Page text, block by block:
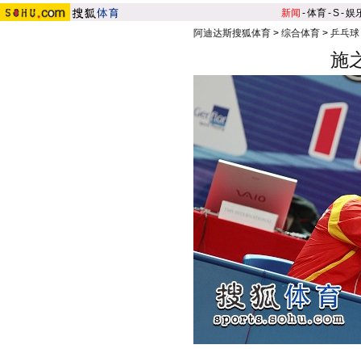
新闻 -体育-S-娱
阿迪达斯搜狐体育> 综合体育> 乒乓球
施